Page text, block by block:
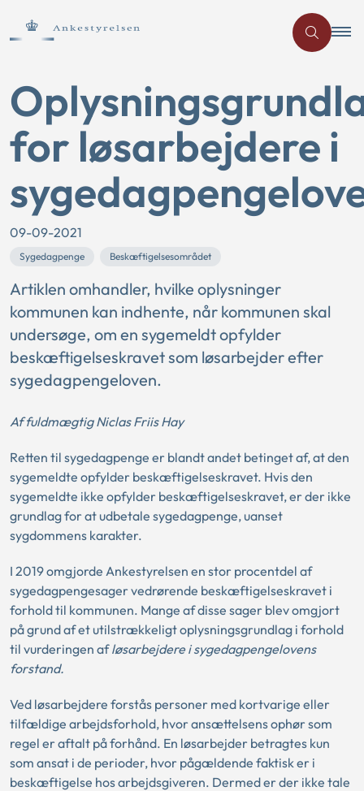
for løsarbejdere i
09-09-2021
Sygedagpenge Beskæftigelsesområdet
Artiklen omhandler, hvilke oplysninger
kommunen kan indhente, når kommunen skal
undersøge, om en sygemeldt opfylder
beskæftigelseskravet som løsarbejder efter
sygedagpengeloven.
Af fuldmægtig Niclas Friis Hay
Retten til sygedagpenge er blandt andet betinget af, at den
sygemeldte opfylder beskæftigelseskravet. Hvis den
sygemeldte ikke opfylder beskæftigelseskravet, er der ikke
grundlag for at udbetale sygedagpenge, uanset
sygdommens karakter.
I 2019 omgjorde Ankestyrelsen en stor procentdel af
sygedagpengesager vedrørende beskæftigelseskravet i
forhold til kommunen. Mange af disse sager blev omgjort
på grund af et utilstrækkeligt oplysningsgrundlag i forhold
til vurderingen af løsarbejdere i sygedagpengelovens
forstand.
Ved løsarbejdere forstås personer med kortvarige eller
tilfældige arbejdsforhold, hvor ansættelsens ophør som
regel er aftalt på forhånd. En løsarbejder betragtes kun
som ansat i de perioder, hvor pågældende faktisk er i
beskæftigelse hos arbejdsgiveren. Dermed er der ikke tale